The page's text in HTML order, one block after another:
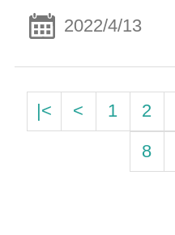
2022/4/13
|< < 1 2
8